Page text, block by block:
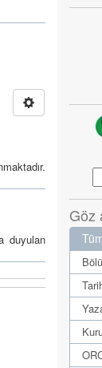
duyulan
Göz